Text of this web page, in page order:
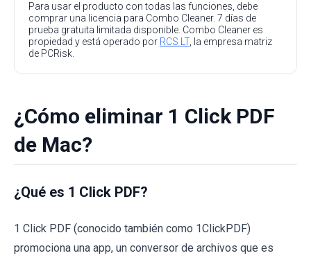
Para usar el producto con todas las funciones, debe
comprar una licencia para Combo Cleaner. 7 días de
prueba gratuita limitada disponible. Combo Cleaner es
propiedad y está operado por RCS LT, la empresa matriz
de PCRisk.
¿Cómo eliminar 1 Click PDF
de Mac?
¿Qué es 1 Click PDF?
1 Click PDF (conocido también como 1ClickPDF)
promociona una app, un conversor de archivos que es